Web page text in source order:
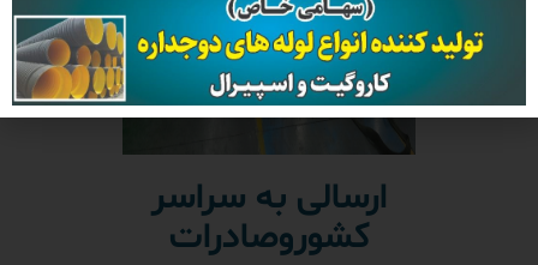
ارسالی به سراسر
کشوروصادرات